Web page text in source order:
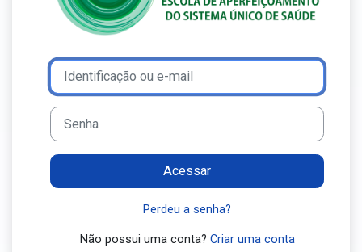
Avançar para criar nova conta
Identificação ou e-mail
Senha
Acessar
Perdeu a senha?
Não possui uma conta? Criar uma conta